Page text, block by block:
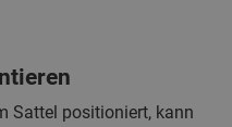
Sattel positioniert, kann